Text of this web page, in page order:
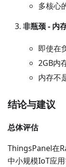
多核心
非瓶颈 - 内
即使在
2GB内
内存不
结论与建议
总体评估
ThingsPanel在
中小规模IoT应